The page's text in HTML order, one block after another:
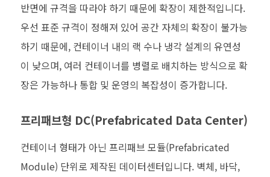
반면에 규격을 따라야 하기 때문에 확장이 제한적입니다.
우선 표준 규격이 정해져 있어 공간 자체의 확장이 불가능
하기 때문에, 컨테이너 내의 랙 수나 냉각 설계의 유연성
이 낮으며, 여러 컨테이너를 병렬로 배치하는 방식으로 확
장은 가능하나 통합 및 운영의 복잡성이 증가합니다.
프리패브형 DC(Prefabricated Data Center)
컨테이너 형태가 아닌 프리패브 모듈(Prefabricated
Module) 단위로 제작된 데이터센터입니다. 벽체, 바닥,